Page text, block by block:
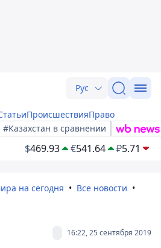
Рус
ПроисшествияПраво
#Казахстан в сравнении
$469.93 €541.64 ₽5.71
на сегодня
Все новости
16:22, 25 сентября 2019